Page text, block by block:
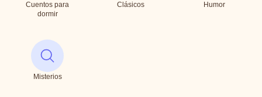
Cuentos para
dormir
Clásicos Humor
Misterios